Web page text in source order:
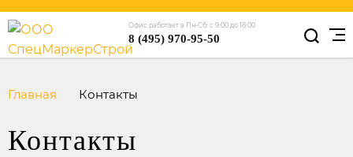
Офис работает в Пн-Сб: с 9:00 до 18:00
8 (495) 970-95-50
Главная Контакты
Контакты